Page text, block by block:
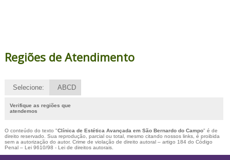
Regiões de Atendimento
Selecione: ABCD
Verifique as regiões que
atendemos
O conteúdo do texto "Clínica de Estética Avançada em São Bernardo do Campo" é de
direito reservado. Sua reprodução, parcial ou total, mesmo citando nossos links, é proibida
sem a autorização do autor. Crime de violação de direito autoral – artigo 184 do Código
Penal – Lei 9610/98 - Lei de direitos autorais.